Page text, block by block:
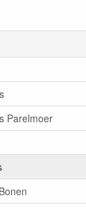
Parelmoer